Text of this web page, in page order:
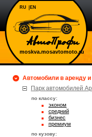
moskva.mosavtomoto.ru
RU EN
Автомобили в аренду
Парк автомобилей
по классу:
эконом
средний
бизнес
премиум
по кузову: